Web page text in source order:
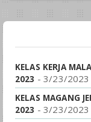
KELAS KERJA
2023 - 3/23/2023
KELAS MAGANG
2023 - 3/23/2023